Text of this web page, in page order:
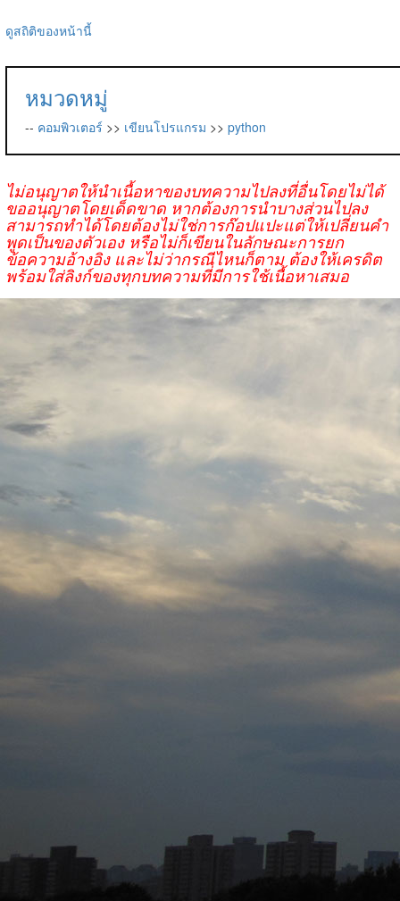
ดูสถิติของหน้านี้
หมวดหมู่
-- คอมพิวเตอร์ >> เขียนโปรแกรม >> python
ไม่อนุญาตให้นำเนื้อหาของบทความไปลงที่อื่นโดยไม่ได้
ขออนุญาตโดยเด็ดขาด หากต้องการนำบางส่วนไปลง
สามารถทำได้โดยต้องไม่ใช่การก๊อปแปะแต่ให้เปลี่ยนคำ
พูดเป็นของตัวเอง หรือไม่ก็เขียนในลักษณะการยก
ข้อความอ้างอิง และไม่ว่ากรณีไหนก็ตาม ต้องให้เครดิต
พร้อมใส่ลิงก์ของทุกบทความที่มีการใช้เนื้อหาเสมอ